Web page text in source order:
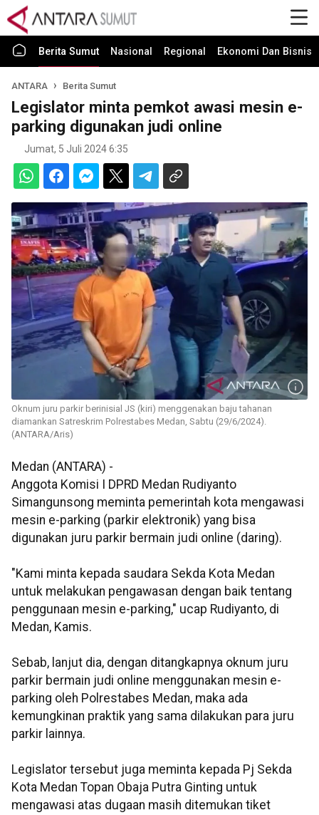
Berita Sumut Nasional Regional Ekonomi Dan Bisnis
ANTARA Berita Sumut
Legislator minta pemkot awasi mesin e-
parking digunakan judi online
Jumat, 5 Juli 2024 6:35
Oknum juru parkir berinisial JS (kiri) menggenakan baju tahanan
diamankan Satreskrim Polrestabes Medan, Sabtu (29/6/2024).
(ANTARA/Aris)
Medan (ANTARA) -
Anggota Komisi I DPRD Medan Rudiyanto
Simangunsong meminta pemerintah kota mengawasi
mesin e-parking (parkir elektronik) yang bisa
digunakan juru parkir bermain judi online (daring).
"Kami minta kepada saudara Sekda Kota Medan
untuk melakukan pengawasan dengan baik tentang
penggunaan mesin e-parking," ucap Rudiyanto, di
Medan, Kamis.
Sebab, lanjut dia, dengan ditangkapnya oknum juru
parkir bermain judi online menggunakan mesin e-
parking oleh Polrestabes Medan, maka ada
kemungkinan praktik yang sama dilakukan para juru
parkir lainnya.
Legislator tersebut juga meminta kepada Pj Sekda
Kota Medan Topan Obaja Putra Ginting untuk
mengawasi atas dugaan masih ditemukan tiket